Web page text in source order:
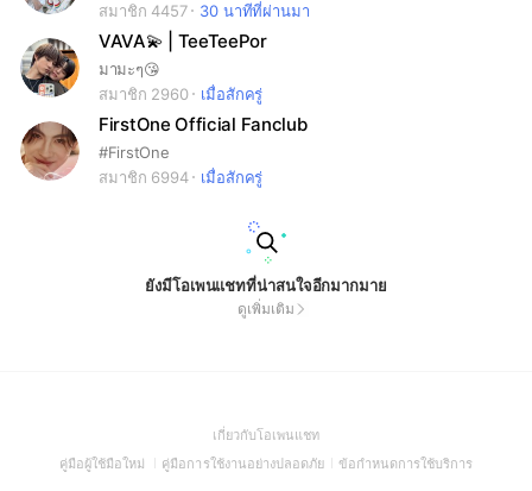
สมาชิก 4457
30 นาทีที่ผ่านมา
VAVA💫 | TeeTeePor
มามะๆ😘
สมาชิก 2960
เมื่อสักครู่
FirstOne Official Fanclub
#FirstOne
สมาชิก 6994
เมื่อสักครู่
ยังมีโอเพนแชทที่น่าสนใจอีกมากมาย
ดูเพิ่มเติม
เกี่ยวกับโอเพนแชท(Open
in
คู่มือผู้ใช้มือใหม่
(Open
คู่มือการใช้งานอย่างปลอดภัย(Open
ข้อกำหนดการใช้บริการ(Open